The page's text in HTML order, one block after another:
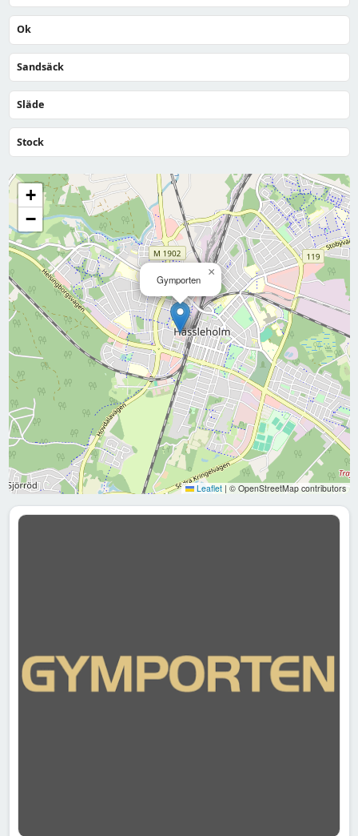
Ok
Sandsäck
Släde
Stock
Gymporten
×
+
−
Leaflet | © OpenStreetMap contributors